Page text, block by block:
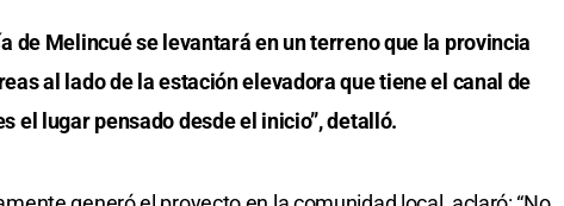
de Melincué se levantará en un terreno que la provincia
al lado de la estación elevadora que tiene el canal de
el lugar pensado desde el inicio”, detalló.